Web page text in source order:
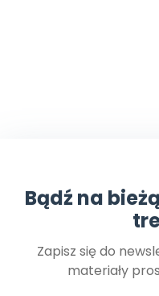
Bądź na
Zapisz się do
materiały